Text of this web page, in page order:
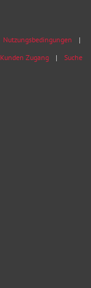
Nutzungsbedingungen
Kunden Zugang Suche